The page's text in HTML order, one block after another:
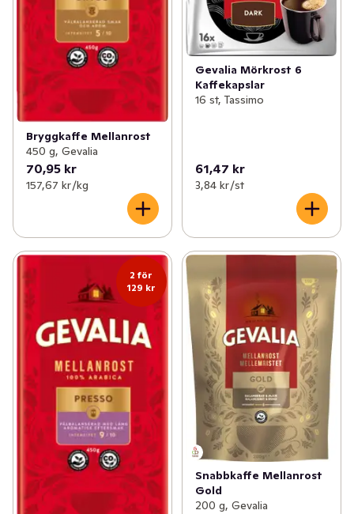
Bryggkaffe Mellanrost
450 g, Gevalia
70,95 kr
157,67 kr /kg
Gevalia Mörkrost 6
Kaffekapslar
16 st, Tassimo
61,47 kr
3,84 kr /st
2 för
129 kr
Snabbkaffe Mellanrost
Gold
200 g, Gevalia